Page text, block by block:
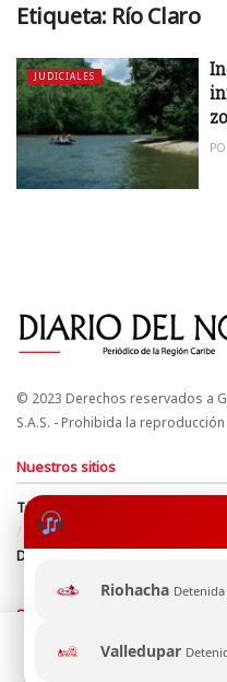
Riohacha Detenida
Valledupar
Etiqueta: Río Claro
JUDICIALES
© 2023 Derechos reservados a
S.A.S. - Prohibida la
Nuestros sitios
Términos y Condiciones
Política de uso de cookies
Directrices Editoriales
Síguenos
Esta página web usa
navegación, al continuar